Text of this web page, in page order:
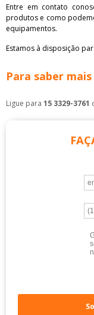
Entre em contato
produtos e como
equipamentos.
Estamos à disposição
Para saber
Ligue para 15 3329-3761